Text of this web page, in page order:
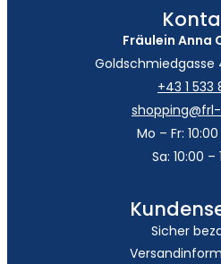
Fräulein Anna
Goldschmiedgasse
+43 1 533
Mo – Fr:
Sa: 10:00 –
Sicher